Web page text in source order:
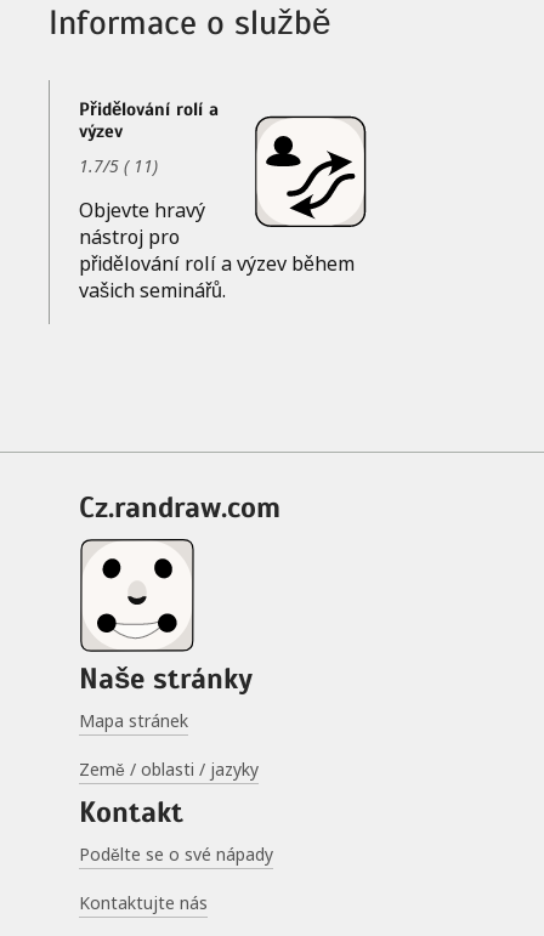
Informace o službě
Přidělování rolí a
výzev
1.7/5 ( 11)
Objevte hravý
nástroj pro
přidělování rolí a výzev během
vašich seminářů.
cz.randraw.com
Naše stránky
Mapa stránek
Země / oblasti / jazyky
Kontakt
Podělte se o své nápady
Kontaktujte nás